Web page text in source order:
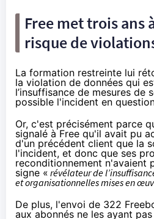
Free met trois ans
risque de
La formation restreinte lui
la violation de données qui
l’insuffisance de mesures de
possible l'incident en
Or, c'est précisément parce
signalé à Free qu'il avait pu
d'un précédent client que la
l'incident, et donc que ses
reconditionnement n'avaient
signe « révélateur de
et organisationnelles mises en
De plus, l'envoi de 322
aux abonnés ne les ayant